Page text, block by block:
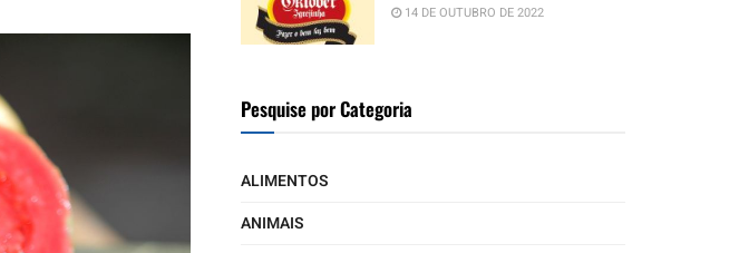
14 DE OUTUBRO DE 2022
Pesquise por Categoria
ALIMENTOS
ANIMAIS